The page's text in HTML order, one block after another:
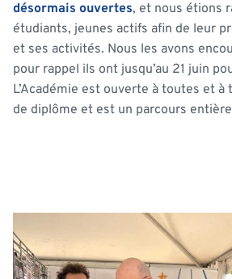
désormais ouvertes, et nous étions
étudiants, jeunes actifs afin de leur
et ses activités. Nous les avons
pour rappel ils ont jusqu’au 21 juin
L’Académie est ouverte à toutes et à
de diplôme et est un parcours